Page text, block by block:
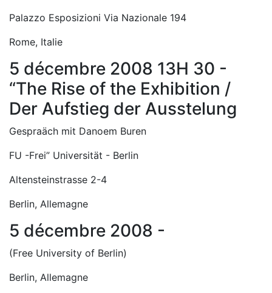
Palazzo Esposizioni Via Nazionale 194
Rome, Italie
5 décembre 2008 13H 30 -
“The Rise of the Exhibition /
Der Aufstieg der Ausstelung
Gespraäch mit Danoem Buren
FU -Frei” Universität - Berlin
Altensteinstrasse 2-4
Berlin, Allemagne
5 décembre 2008 -
(Free University of Berlin)
Berlin, Allemagne